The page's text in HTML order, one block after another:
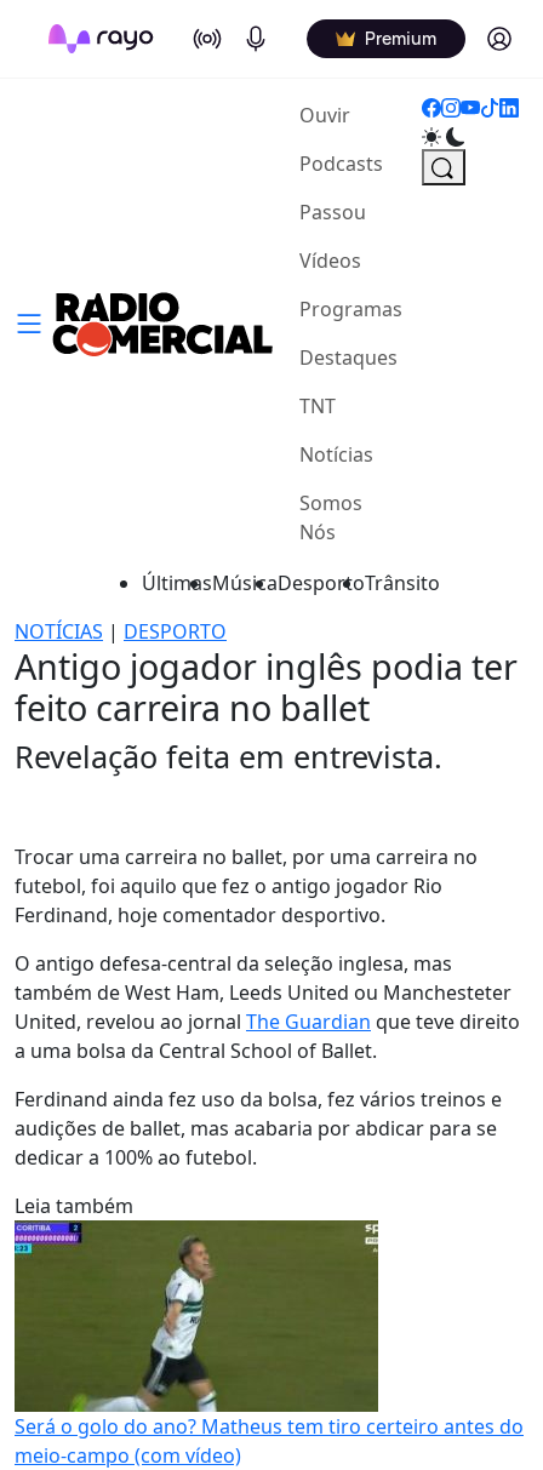
On Air Podcasts Premium Log in
Ouvir(current)
Podcasts
Passou
Vídeos
Programas
Destaques
TNT
Notícias
Somos
Nós
ÚltimasMúsicaDesportoTrânsito
NOTÍCIAS | DESPORTO
Antigo jogador inglês podia ter
feito carreira no ballet
Revelação feita em entrevista.
Trocar uma carreira no ballet, por uma carreira no
futebol, foi aquilo que fez o antigo jogador Rio
Ferdinand, hoje comentador desportivo.
O antigo defesa-central da seleção inglesa, mas
também de West Ham, Leeds United ou Manchesteter
United, revelou ao jornal The Guardian que teve direito
a uma bolsa da Central School of Ballet.
Ferdinand ainda fez uso da bolsa, fez vários treinos e
audições de ballet, mas acabaria por abdicar para se
dedicar a 100% ao futebol.
Leia também
Será o golo do ano? Matheus tem tiro certeiro antes do
meio-campo (com vídeo)